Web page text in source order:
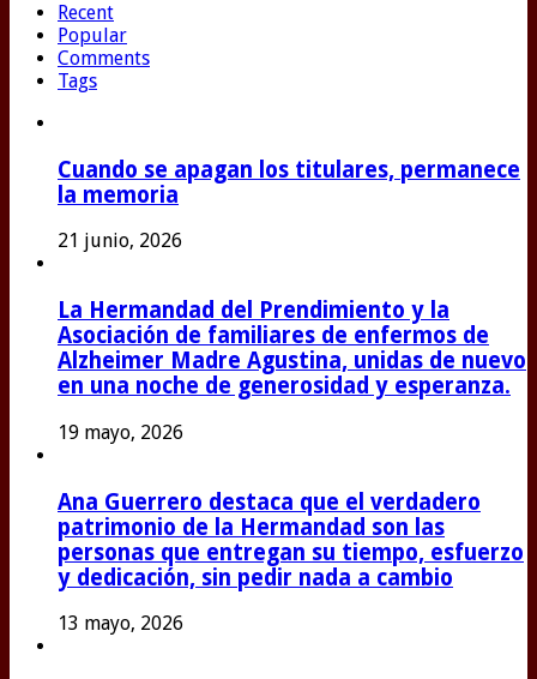
Recent
Popular
Comments
Tags
Cuando se apagan los titulares, permanece
la memoria
21 junio, 2026
La Hermandad del Prendimiento y la
Asociación de familiares de enfermos de
Alzheimer Madre Agustina, unidas de nuevo
en una noche de generosidad y esperanza.
19 mayo, 2026
Ana Guerrero destaca que el verdadero
patrimonio de la Hermandad son las
personas que entregan su tiempo, esfuerzo
y dedicación, sin pedir nada a cambio
13 mayo, 2026